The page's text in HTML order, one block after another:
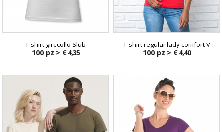
T-shirt girocollo Slub
100 pz > € 4,35
T-shirt regular lady comfort V
100 pz > € 4,40